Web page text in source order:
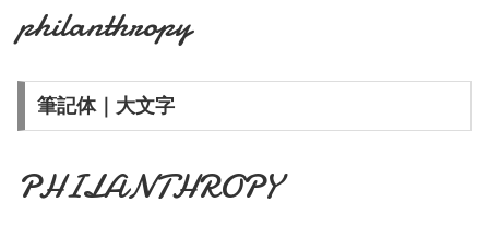
philanthropy
筆記体｜大文字
PHILANTHROPY